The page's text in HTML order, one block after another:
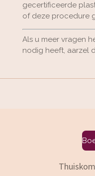
gecertificeerde
of deze procedure
Als u meer vragen
nodig heeft, aarzel